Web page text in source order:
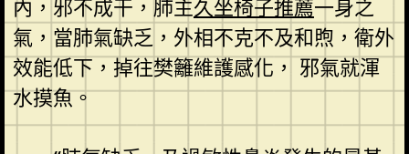
內，邪不成干，肺主久坐椅子推薦一身之
氣，當肺氣缺乏，外相不克不及和煦，衛外
效能低下，掉往樊籬維護感化， 邪氣就渾
水摸魚。